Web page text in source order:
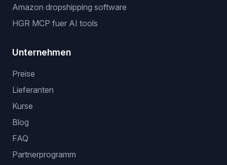
Amazon dropshipping software
HGR MCP fuer AI tools
Unternehmen
Preise
Lieferanten
Kurse
Blog
FAQ
Partnerprogramm